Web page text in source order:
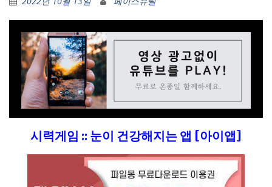
시력게임 :: 눈이 건강해지는 앱 [아이앱]